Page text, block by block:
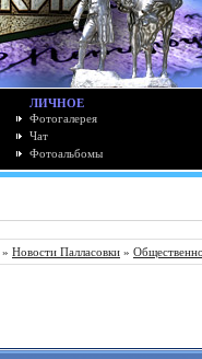
ЛИЧНОЕ
Фотогалерея
Чат
Фотоальбомы
» Новости Палласовки »